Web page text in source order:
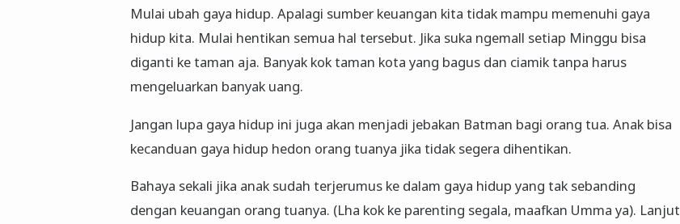
Mulai ubah gaya hidup. Apalagi sumber keuangan kita tidak mampu memenuhi gaya
hidup kita. Mulai hentikan semua hal tersebut. Jika suka ngemall setiap Minggu bisa
diganti ke taman aja. Banyak kok taman kota yang bagus dan ciamik tanpa harus
mengeluarkan banyak uang.
Jangan lupa gaya hidup ini juga akan menjadi jebakan Batman bagi orang tua. Anak bisa
kecanduan gaya hidup hedon orang tuanya jika tidak segera dihentikan.
Bahaya sekali jika anak sudah terjerumus ke dalam gaya hidup yang tak sebanding
dengan keuangan orang tuanya. (Lha kok ke parenting segala, maafkan Umma ya). Lanjut